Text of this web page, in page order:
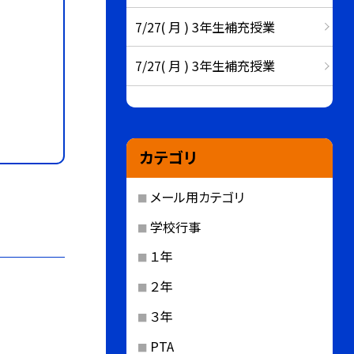
7/27( 月 ) 3年生補充授業
7/27( 月 ) 3年生補充授業
カテゴリ
メール用カテゴリ
学校行事
１年
２年
３年
PTA